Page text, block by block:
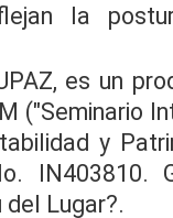
la
es un
("Seminario
y
IN403810.
Lugar?.